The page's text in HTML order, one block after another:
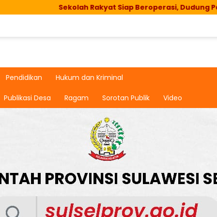
Rakyat Siap Beroperasi, Dudung Pastikan Fasilitas
Pendidikan Hukum dan Kriminal
Publikasi Desa Ragam Sorotan Publik Video